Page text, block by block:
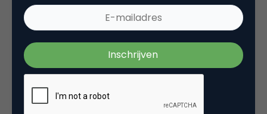
Commerce
Tags
e-business